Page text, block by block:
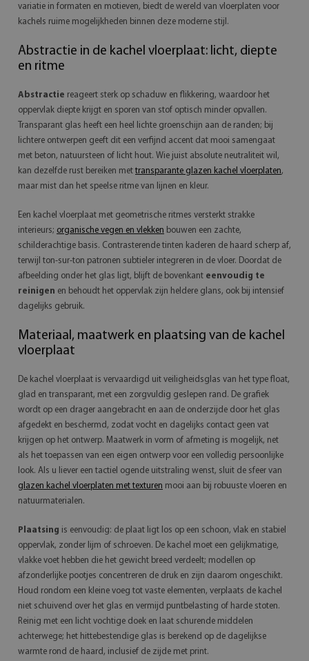
variatie in formaten en motieven, biedt de wereld van vloerplaten voor
kachels ruime mogelijkheden binnen deze moderne stijl.
Abstractie in de kachel vloerplaat: licht, diepte
en ritme
Abstractie reageert sterk op schaduw en flikkering, waardoor het
oppervlak diepte krijgt en sporen van stof optisch minder opvallen.
Transparant glas heeft een heel lichte groenschijn aan de randen; bij
lichtere ontwerpen geeft dit een verfijnd accent dat mooi samengaat
met beton, natuursteen of licht hout. Wie juist absolute neutraliteit wil,
kan dezelfde rust bereiken met transparante glazen kachel vloerplaten,
maar mist dan het speelse ritme van lijnen en kleur.
Een kachel vloerplaat met geometrische ritmes versterkt strakke
interieurs; organische vegen en vlekken bouwen een zachte,
schilderachtige basis. Contrasterende tinten kaderen de haard scherp af,
terwijl ton-sur-ton patronen subtieler integreren in de vloer. Doordat de
afbeelding onder het glas ligt, blijft de bovenkant eenvoudig te
reinigen en behoudt het oppervlak zijn heldere glans, ook bij intensief
dagelijks gebruik.
Materiaal, maatwerk en plaatsing van de kachel
vloerplaat
De kachel vloerplaat is vervaardigd uit veiligheidsglas van het type float,
glad en transparant, met een zorgvuldig geslepen rand. De grafiek
wordt op een drager aangebracht en aan de onderzijde door het glas
afgedekt en beschermd, zodat vocht en dagelijks contact geen vat
krijgen op het ontwerp. Maatwerk in vorm of afmeting is mogelijk, net
als het toepassen van een eigen ontwerp voor een volledig persoonlijke
look. Als u liever een tactiel ogende uitstraling wenst, sluit de sfeer van
glazen kachel vloerplaten met texturen mooi aan bij robuuste vloeren en
natuurmaterialen.
Plaatsing is eenvoudig: de plaat ligt los op een schoon, vlak en stabiel
oppervlak, zonder lijm of schroeven. De kachel moet een gelijkmatige,
vlakke voet hebben die het gewicht breed verdeelt; modellen op
afzonderlijke pootjes concentreren de druk en zijn daarom ongeschikt.
Houd rondom een kleine voeg tot vaste elementen, verplaats de kachel
niet schuivend over het glas en vermijd puntbelasting of harde stoten.
Reinig met een licht vochtige doek en laat schurende middelen
achterwege; het hittebestendige glas is berekend op de dagelijkse
warmte rond de haard, inclusief de zijde met print.